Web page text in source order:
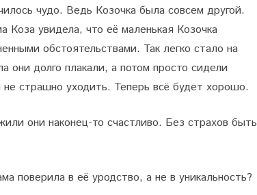
чудо. Ведь Козочка была совсем другой.
Коза увидела, что её маленькая Козочка
обстоятельствами. Так легко стало на
долго плакали, а потом просто сидели
страшно уходить. Теперь всё будет хорошо.
они наконец-то счастливо. Без страхов быть
поверила в её уродство, а не в уникальность?